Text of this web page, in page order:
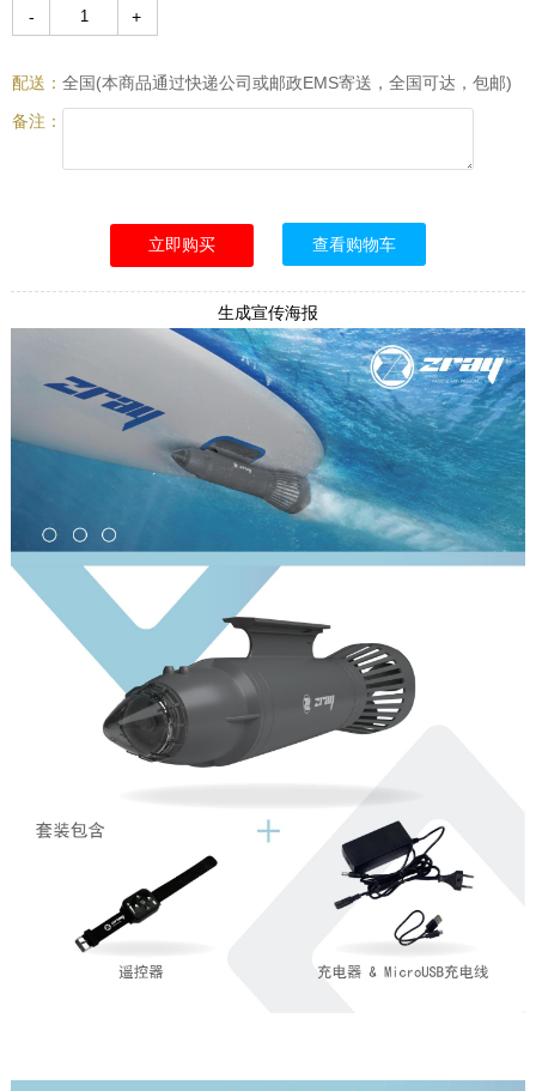
-
+
配送： 全国(本商品通过快递公司或邮政EMS寄送，全国可达，包邮)
备注：
查看购物车
生成宣传海报